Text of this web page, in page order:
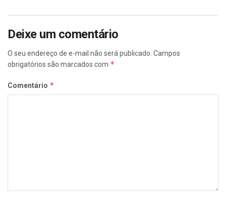
Deixe um comentário
O seu endereço de e-mail não será publicado. Campos
obrigatórios são marcados com *
Comentário *